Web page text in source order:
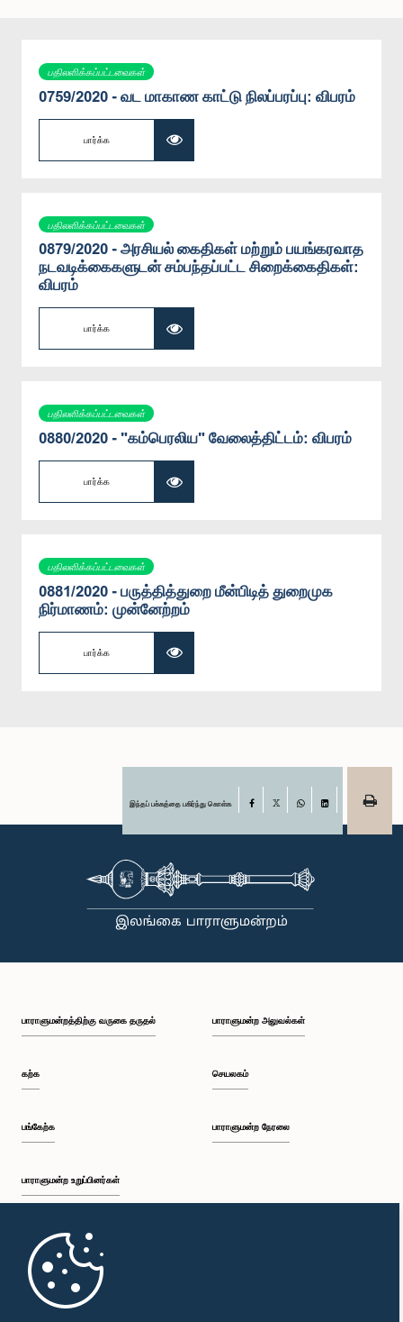
பதிலளிக்கப்பட்டவைகள்
0759/2020 - வட மாகாண காட்டு நிலப்பரப்பு: விபரம்
பார்க்க
பதிலளிக்கப்பட்டவைகள்
0879/2020 - அரசியல் கைதிகள் மற்றும் பயங்கரவாத
நடவடிக்கைகளுடன் சம்பந்தப்பட்ட சிறைக்கைதிகள்:
விபரம்
பார்க்க
பதிலளிக்கப்பட்டவைகள்
0880/2020 - "கம்பெரலிய" வேலைத்திட்டம்: விபரம்
பார்க்க
பதிலளிக்கப்பட்டவைகள்
0881/2020 - பருத்தித்துறை மீன்பிடித் துறைமுக
நிர்மாணம்: முன்னேற்றம்
பார்க்க
இந்தப் பக்கத்தை பகிர்ந்து கொள்க Facebook
பாராளுமன்றத்திற்கு வருகை தருதல்
கற்க
பங்கேற்க
பாராளுமன்ற உறுப்பினர்கள்
முதற்பக்கம்
பாராளுமன்ற அலுவல்கள்
செயலகம்
பாராளுமன்ற நேரலை
பாராளுமன்ற கையடக்க செயலி